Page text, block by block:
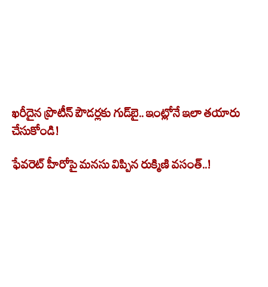
ఖరీదైన ప్రొటీన్ పౌడర్లకు గుడ్‌బై.. ఇంట్లోనే ఇలా తయారు
చేసుకోండి!
ఫేవరెట్ హీరోపై మనసు విప్పిన రుక్మిణి వసంత్..!